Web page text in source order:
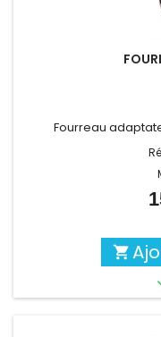
Fourreau
